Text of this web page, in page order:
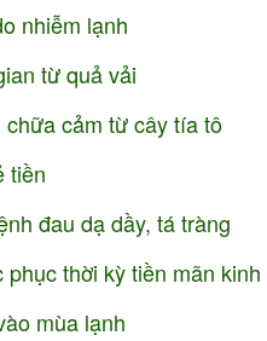
nhiễm lạnh
từ quả vải
cảm từ cây tía tô
tiền
đau dạ dầy, tá tràng
thời kỳ tiền mãn kinh
mùa lạnh